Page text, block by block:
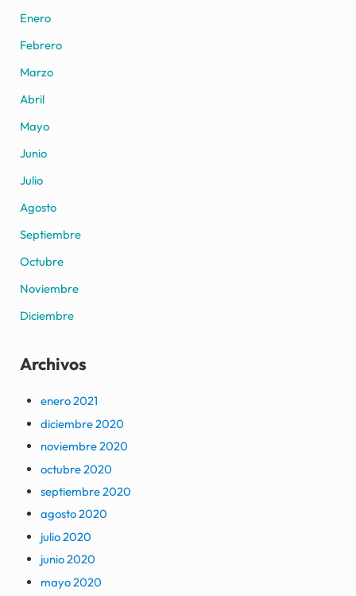
Enero
Febrero
Marzo
Abril
Mayo
Junio
Julio
Agosto
Septiembre
Octubre
Noviembre
Diciembre
Archivos
enero 2021
diciembre 2020
noviembre 2020
octubre 2020
septiembre 2020
agosto 2020
julio 2020
junio 2020
mayo 2020